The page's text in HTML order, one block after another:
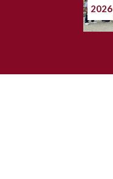
2026